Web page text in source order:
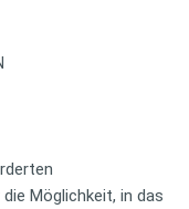
Möglichkeit, in das